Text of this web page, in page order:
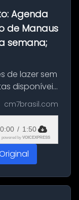
Agenda
de Manaus
semana;
de lazer sem
disponíveis
feira
cm7brasil.com
0:00 / 1:50
powered by VOICEXPRESS